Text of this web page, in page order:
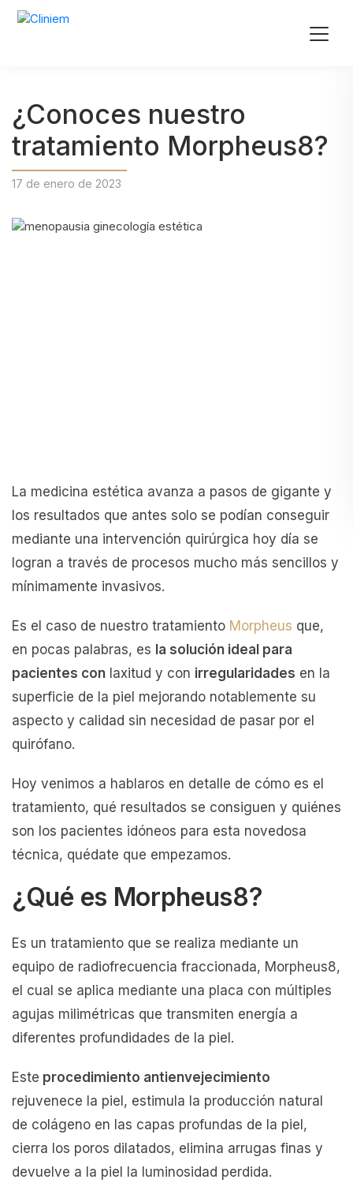
¿Conoces nuestro
tratamiento Morpheus8?
17 de enero de 2023
La medicina estética avanza a pasos de gigante y
los resultados que antes solo se podían conseguir
mediante una intervención quirúrgica hoy día se
logran a través de procesos mucho más sencillos y
mínimamente invasivos.
Es el caso de nuestro tratamiento Morpheus que,
en pocas palabras, es la solución ideal para
pacientes con laxitud y con irregularidades en la
superficie de la piel mejorando notablemente su
aspecto y calidad sin necesidad de pasar por el
quirófano.
Hoy venimos a hablaros en detalle de cómo es el
tratamiento, qué resultados se consiguen y quiénes
son los pacientes idóneos para esta novedosa
técnica, quédate que empezamos.
¿Qué es Morpheus8?
Es un tratamiento que se realiza mediante un
equipo de radiofrecuencia fraccionada, Morpheus8,
el cual se aplica mediante una placa con múltiples
agujas milimétricas que transmiten energía a
diferentes profundidades de la piel.
Este procedimiento antienvejecimiento
rejuvenece la piel, estimula la producción natural
de colágeno en las capas profundas de la piel,
cierra los poros dilatados, elimina arrugas finas y
devuelve a la piel la luminosidad perdida.